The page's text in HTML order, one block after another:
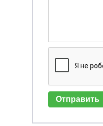
Отправить